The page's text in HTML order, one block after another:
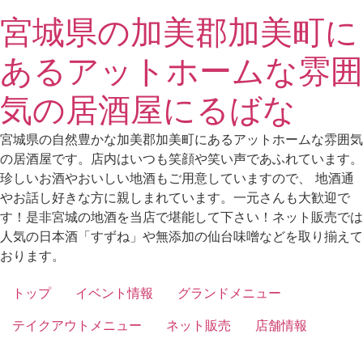
to
content
宮城県の加美郡加美町に
あるアットホームな雰囲
気の居酒屋にるばな
宮城県の自然豊かな加美郡加美町にあるアットホームな雰囲気
の居酒屋です。店内はいつも笑顔や笑い声であふれています。
珍しいお酒やおいしい地酒もご用意していますので、 地酒通
やお話し好きな方に親しまれています。一元さんも大歓迎で
す！是非宮城の地酒を当店で堪能して下さい！ネット販売では
人気の日本酒「すずね」や無添加の仙台味噌などを取り揃えて
おります。
トップ イベント情報
グランドメニュー
テイクアウトメニュー
ネット販売
店舗情報